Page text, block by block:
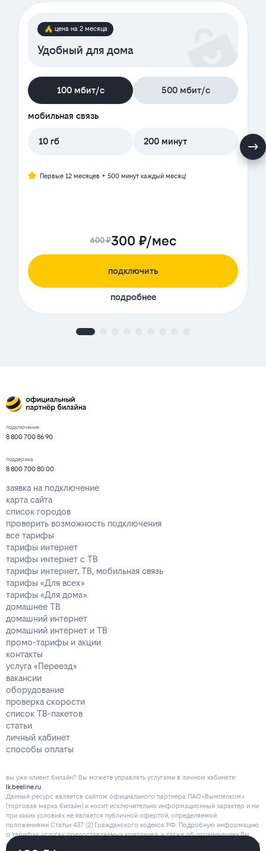
цена на 2 месяца
Удобный для дома
100 мбит/с 500 мбит/с
мобильная связь
10 гб 200 минут
Первые 12 месяцев + 500 минут каждый месяц!
600 ₽300 ₽/мес
подключить
подробнее
подключение
8 800 700 86 90
поддержка
8 800 700 80 00
заявка на подключение
карта сайта
список городов
проверить возможность подключения
все тарифы
тарифы интернет
тарифы интернет с ТВ
тарифы интернет, ТВ, мобильная связь
тарифы «Для всех»
тарифы «Для дома»
домашнее ТВ
домашний интернет
домашний интернет и ТВ
промо-тарифы и акции
контакты
услуга «Переезд»
вакансии
оборудование
проверка скорости
список ТВ-пакетов
статьи
личный кабинет
способы оплаты
вы уже клиент билайн? Вы можете управлять услугами в личнoм кaбинeтe:
lk.beeline.ru
Данный ресурс является сайтом официального партнера ПАО «Вымпелком»
(торговая марка билайн) и носит исключительно информационный характер и ни
при каких условиях не является публичной офертой, определяемой
положениями Статьи 437 (2) Гражданского кодекса РФ. Подробную информацию
о тарифах, услугах, предоставляемых компанией, а также об ограничениях Вы
можете уточнить на сайте www.beeline.ru и по телефону
Политика